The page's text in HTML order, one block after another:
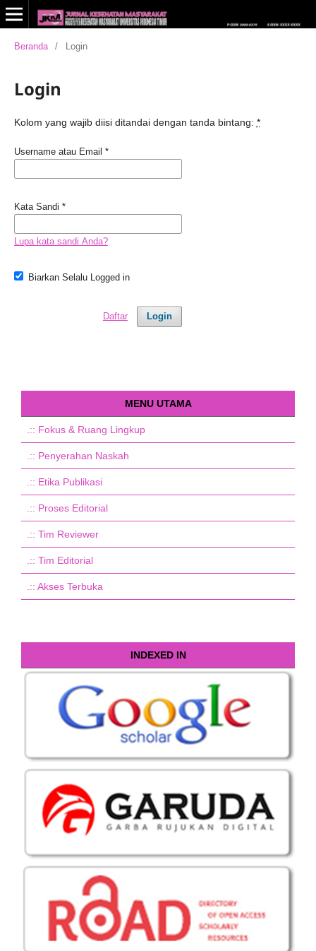
Beranda / Login
Login
Kolom yang wajib diisi ditandai dengan tanda bintang: *
Username atau Email *
Kata Sandi *
Lupa kata sandi Anda?
Biarkan Selalu Logged in
Login
Daftar
MENU UTAMA
.:: Fokus & Ruang Lingkup
.:: Penyerahan Naskah
.:: Etika Publikasi
.:: Proses Editorial
.:: Tim Reviewer
.:: Tim Editorial
.:: Akses Terbuka
INDEXED IN